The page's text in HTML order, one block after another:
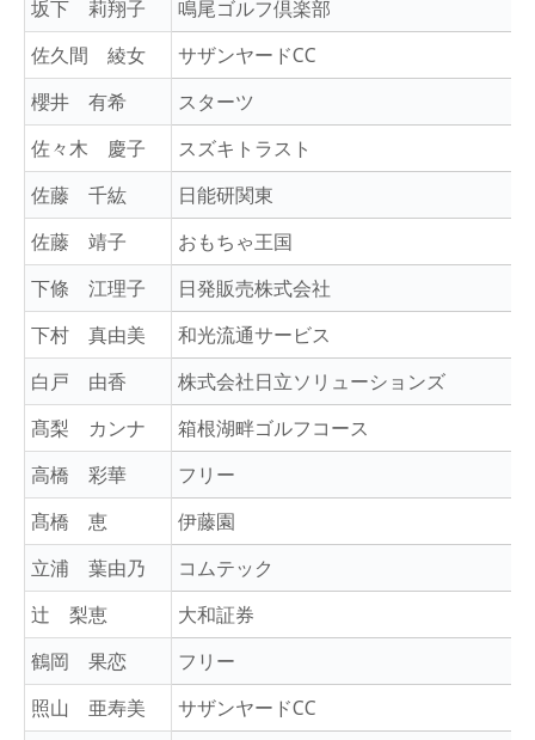
坂下 莉翔子
鳴尾ゴルフ倶楽部
佐久間 綾女
サザンヤードCC
櫻井 有希
スターツ
佐々木 慶子
スズキトラスト
佐藤 千紘
日能研関東
佐藤 靖子
おもちゃ王国
下條 江理子
日発販売株式会社
下村 真由美
和光流通サービス
白戸 由香
株式会社日立ソリューションズ
髙梨 カンナ
箱根湖畔ゴルフコース
高橋 彩華
フリー
髙橋 恵
伊藤園
立浦 葉由乃
コムテック
辻 梨恵
大和証券
鶴岡 果恋
フリー
照山 亜寿美
サザンヤードCC